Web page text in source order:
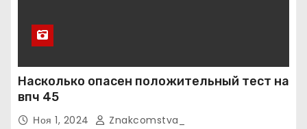
Насколько опасен положительный тест на
впч 45
Ноя 1, 2024 Znakcomstva_